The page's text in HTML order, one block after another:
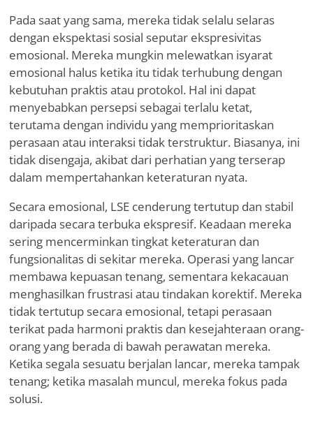
Pada saat yang sama, mereka tidak selalu selaras
dengan ekspektasi sosial seputar ekspresivitas
emosional. Mereka mungkin melewatkan isyarat
emosional halus ketika itu tidak terhubung dengan
kebutuhan praktis atau protokol. Hal ini dapat
menyebabkan persepsi sebagai terlalu ketat,
terutama dengan individu yang memprioritaskan
perasaan atau interaksi tidak terstruktur. Biasanya, ini
tidak disengaja, akibat dari perhatian yang terserap
dalam mempertahankan keteraturan nyata.
Secara emosional, LSE cenderung tertutup dan stabil
daripada secara terbuka ekspresif. Keadaan mereka
sering mencerminkan tingkat keteraturan dan
fungsionalitas di sekitar mereka. Operasi yang lancar
membawa kepuasan tenang, sementara kekacauan
menghasilkan frustrasi atau tindakan korektif. Mereka
tidak tertutup secara emosional, tetapi perasaan
terikat pada harmoni praktis dan kesejahteraan orang-
orang yang berada di bawah perawatan mereka.
Ketika segala sesuatu berjalan lancar, mereka tampak
tenang; ketika masalah muncul, mereka fokus pada
solusi.